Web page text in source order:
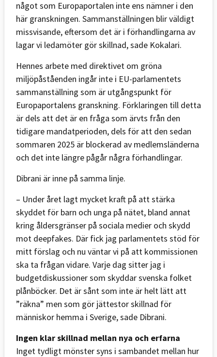
något som Europaportalen inte ens nämner i den
här granskningen. Sammanställningen blir väldigt
missvisande, eftersom det är i förhandlingarna av
lagar vi ledamöter gör skillnad, sade Kokalari.
Hennes arbete med direktivet om gröna
miljöpåståenden ingår inte i EU-parlamentets
sammanställning som är utgångspunkt för
Europaportalens granskning. Förklaringen till detta
är dels att det är en fråga som ärvts från den
tidigare mandatperioden, dels för att den sedan
sommaren 2025 är blockerad av medlemsländerna
och det inte längre pågår några förhandlingar.
Dibrani är inne på samma linje.
– Under året lagt mycket kraft på att stärka
skyddet för barn och unga på nätet, bland annat
kring åldersgränser på sociala medier och skydd
mot deepfakes. Där fick jag parlamentets stöd för
mitt förslag och nu väntar vi på att kommissionen
ska ta frågan vidare. Varje dag sitter jag i
budgetdiskussioner som skyddar svenska folket
plånböcker. Det är sånt som inte är helt lätt att
”räkna” men som gör jättestor skillnad för
människor hemma i Sverige, sade Dibrani.
Ingen klar skillnad mellan nya och erfarna
Inget tydligt mönster syns i sambandet mellan hur